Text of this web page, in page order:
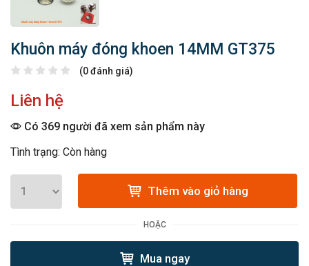
Khuôn máy đóng khoen 14MM GT375
(0 đánh giá)
Liên hệ
Có 369 người đã xem sản phẩm này
Tình trạng: Còn hàng
Thêm vào giỏ hàng
HOẶC
Mua ngay